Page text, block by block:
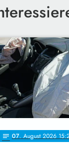
notes 07. August 2026